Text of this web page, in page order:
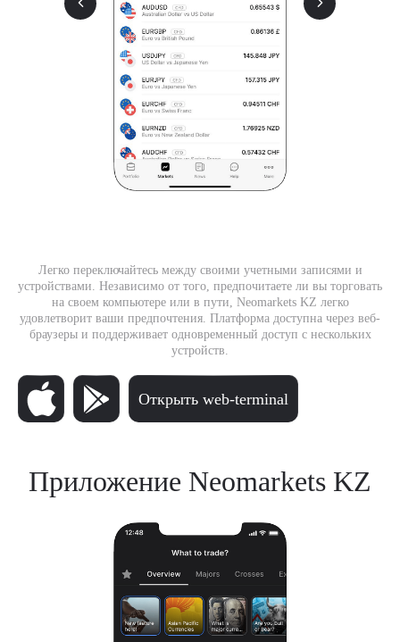
Легко переключайтесь между своими учетными записями и
устройствами. Независимо от того, предпочитаете ли вы торговать
на своем компьютере или в пути, Neomarkets KZ легко
удовлетворит ваши предпочтения. Платформа доступна через веб-
браузеры и поддерживает одновременный доступ с нескольких
устройств.
Открыть web-terminal
Приложение Neomarkets KZ